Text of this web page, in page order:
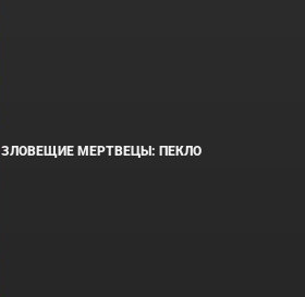
ЗЛОВЕЩИЕ МЕРТВЕЦЫ: ПЕКЛО